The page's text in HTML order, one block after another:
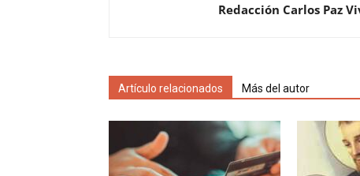
Redacción Carlos Paz
Artículo relacionados Más del autor